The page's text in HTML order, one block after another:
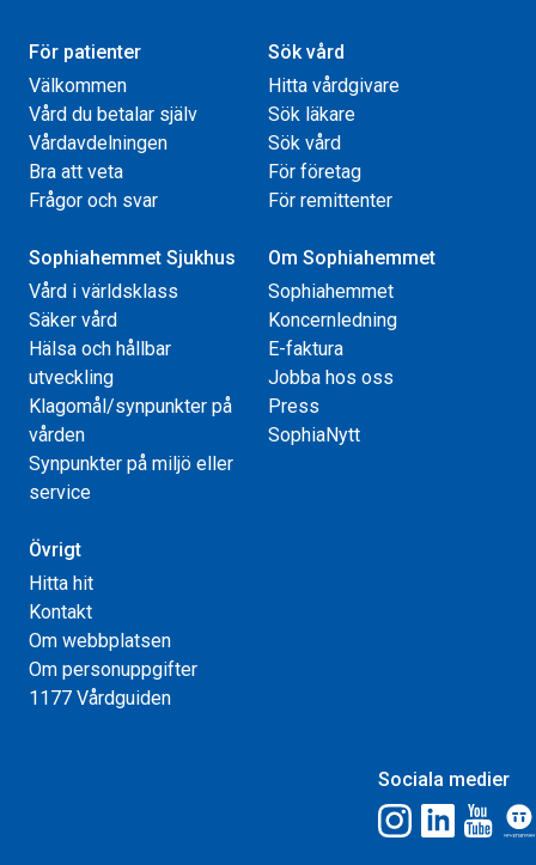
För patienter
Välkommen
Vård du betalar själv
Vårdavdelningen
Bra att veta
Frågor och svar
Sök vård
Hitta vårdgivare
Sök läkare
Sök vård
För företag
För remittenter
Sophiahemmet Sjukhus
Vård i världsklass
Säker vård
Hälsa och hållbar
utveckling
Klagomål/synpunkter på
vården
Synpunkter på miljö eller
service
Om Sophiahemmet
Sophiahemmet
Koncernledning
E-faktura
Jobba hos oss
Press
SophiaNytt
Övrigt
Hitta hit
Kontakt
Om webbplatsen
Om personuppgifter
1177 Vårdguiden
Sociala medier